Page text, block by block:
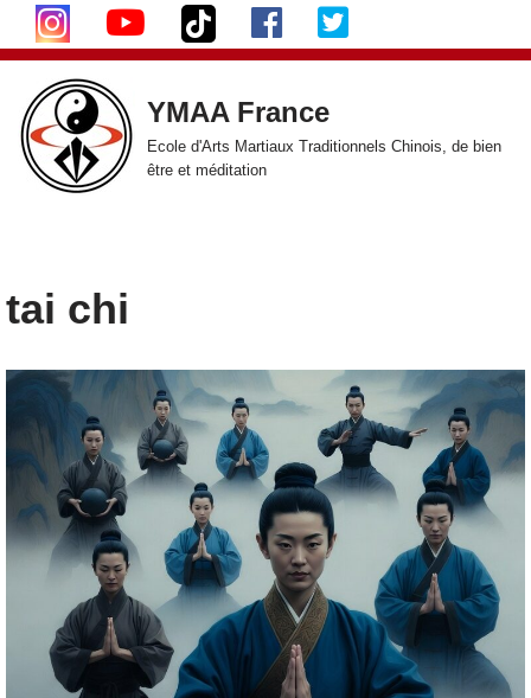
Aller
au
contenu
YMAA France
Ecole d'Arts Martiaux Traditionnels Chinois, de bien
être et méditation
tai chi